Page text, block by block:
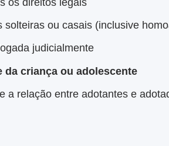
solteiras ou casais (inclusive
judicialmente
da criança ou adolescente
a relação entre adotantes e